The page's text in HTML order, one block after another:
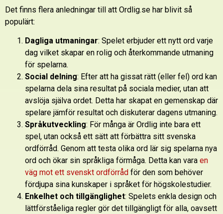
Det finns flera anledningar till att Ordlig.se har blivit så
populärt:
Dagliga utmaningar: Spelet erbjuder ett nytt ord varje
dag vilket skapar en rolig och återkommande utmaning
för spelarna.
Social delning: Efter att ha gissat rätt (eller fel) ord kan
spelarna dela sina resultat på sociala medier, utan att
avslöja själva ordet. Detta har skapat en gemenskap där
spelare jämför resultat och diskuterar dagens utmaning.
Språkutveckling: För många är Ordlig inte bara ett
spel, utan också ett sätt att förbättra sitt svenska
ordförråd. Genom att testa olika ord lär sig spelarna nya
ord och ökar sin språkliga förmåga. Detta kan vara en
väg mot ett svenskt ordförråd för den som behöver
fördjupa sina kunskaper i språket för högskolestudier.
Enkelhet och tillgänglighet: Spelets enkla design och
lättförståeliga regler gör det tillgängligt för alla, oavsett